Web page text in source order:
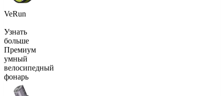
VeRun
Узнать
больше
Премиум
умный
велосипедный
фонарь